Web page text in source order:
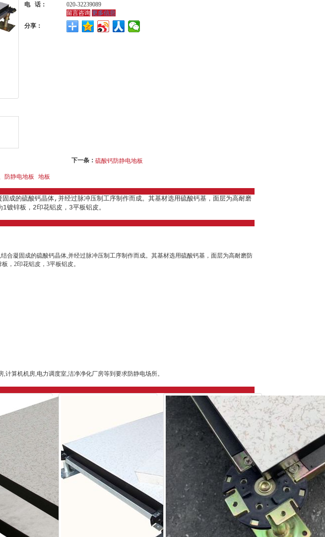
电 话：
020-32239089
留言咨询 更多信息
分享：
下一条： 硫酸钙防静电地板
防静电地板 地板
成的硫酸钙晶体,并经过脉冲压制工序制作而成。其基材选用硫酸钙基，面层为高耐磨
镀锌板，2印花铝皮，3平板铝皮。
合凝固成的硫酸钙晶体,并经过脉冲压制工序制作而成。其基材选用硫酸钙基，面层为高耐磨防
，2印花铝皮，3平板铝皮。
算机机房,电力调度室,洁净净化厂房等到要求防静电场所。